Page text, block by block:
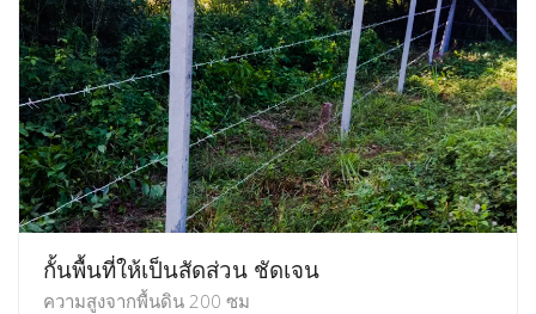
กั้นพื้นที่ให้เป็นสัดส่วน ชัดเจน
ความสูงจากพื้นดิน 200 ซม